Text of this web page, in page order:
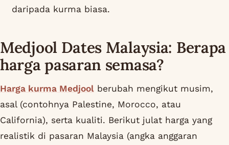
daripada kurma biasa.
Medjool Dates Malaysia: Berapa
harga pasaran semasa?
Harga kurma Medjool berubah mengikut musim,
asal (contohnya Palestine, Morocco, atau
California), serta kualiti. Berikut julat harga yang
realistik di pasaran Malaysia (angka anggaran